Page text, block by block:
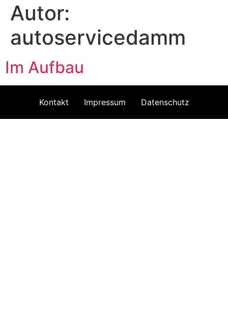
Autor:
autoservicedamm
Im Aufbau
Kontakt Impressum Datenschutz